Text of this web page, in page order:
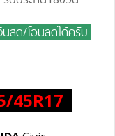
นสด/โอนลดได้ครับ
45R17